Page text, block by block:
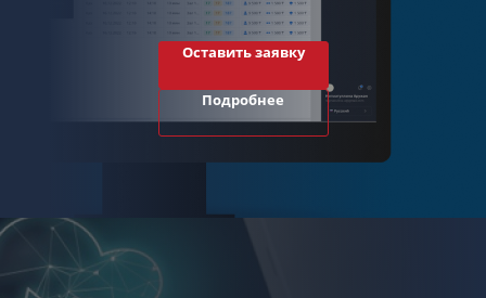
Оставить заявку
Подробнее